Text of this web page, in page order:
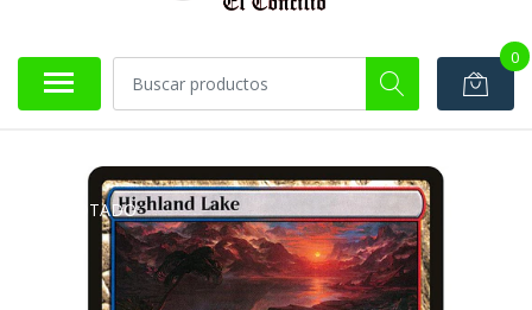
0
AGOTADO